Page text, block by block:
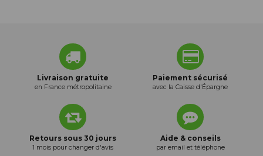
Livraison gratuite
en France métropolitaine
Paiement sécurisé
avec la Caisse d'Épargne
Retours sous 30 jours
1 mois pour changer d'avis
Aide & conseils
par email et téléphone